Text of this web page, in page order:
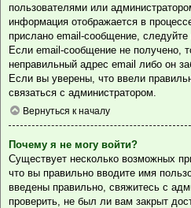
пользователями или
информация отображается в
прислано email-сообщение, следуйте
Если email-сообщение не получено,
неправильный адрес email либо он
Если вы уверены, что ввели
связаться с администратором.
Вернуться к началу
Почему я не могу войти?
Существует несколько возможных
что вы правильно вводите имя
введены правильно, свяжитесь с
проверить, не был ли вам закрыт